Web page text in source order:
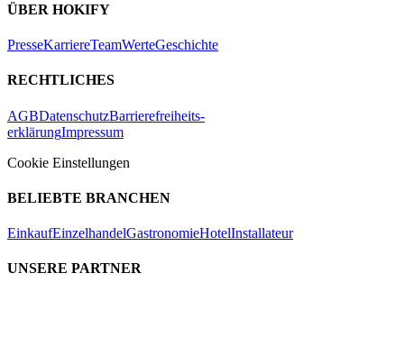
ÜBER HOKIFY
PresseKarriereTeamWerteGeschichte
RECHTLICHES
AGBDatenschutzBarrierefreiheits-
erklärungImpressum
Cookie Einstellungen
BELIEBTE BRANCHEN
EinkaufEinzelhandelGastronomieHotelInstallateur
UNSERE PARTNER